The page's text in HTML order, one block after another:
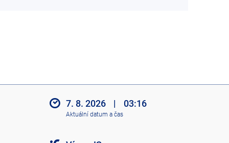
7. 8. 2026 | 03:16
Aktuální datum a čas